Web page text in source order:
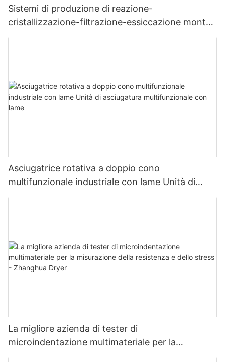
Sistemi di produzione di reazione-
cristallizzazione-filtrazione-essiccazione montati
su skid
Asciugatrice rotativa a doppio cono
multifunzionale industriale con lame Unità di
asciugatura multifunzionale con lame
La migliore azienda di tester di
microindentazione multimateriale per la
misurazione della resistenza e dello stress -